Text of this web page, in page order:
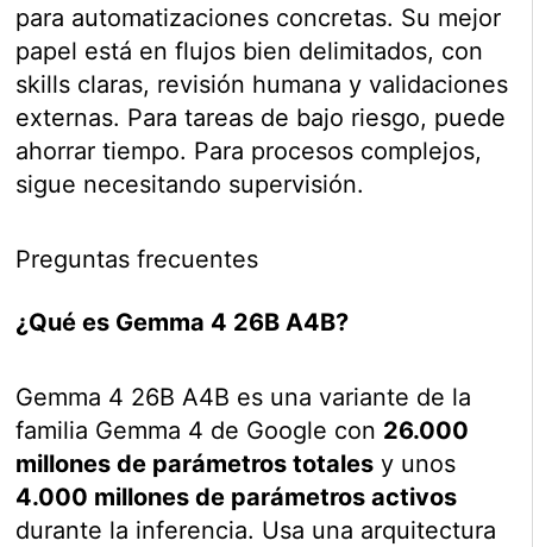
para automatizaciones concretas. Su mejor
papel está en flujos bien delimitados, con
skills claras, revisión humana y validaciones
externas. Para tareas de bajo riesgo, puede
ahorrar tiempo. Para procesos complejos,
sigue necesitando supervisión.
Preguntas frecuentes
¿Qué es Gemma 4 26B A4B?
Gemma 4 26B A4B es una variante de la
familia Gemma 4 de Google con 26.000
millones de parámetros totales y unos
4.000 millones de parámetros activos
durante la inferencia. Usa una arquitectura